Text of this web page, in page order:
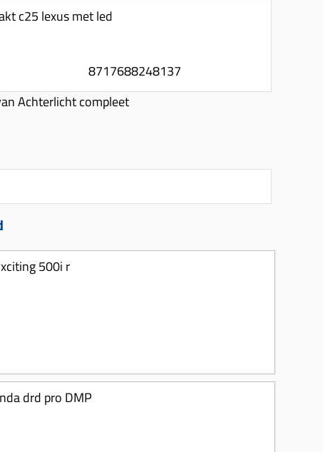
c25 lexus met led
8717688248137
Achterlicht compleet
500i r
drd pro DMP